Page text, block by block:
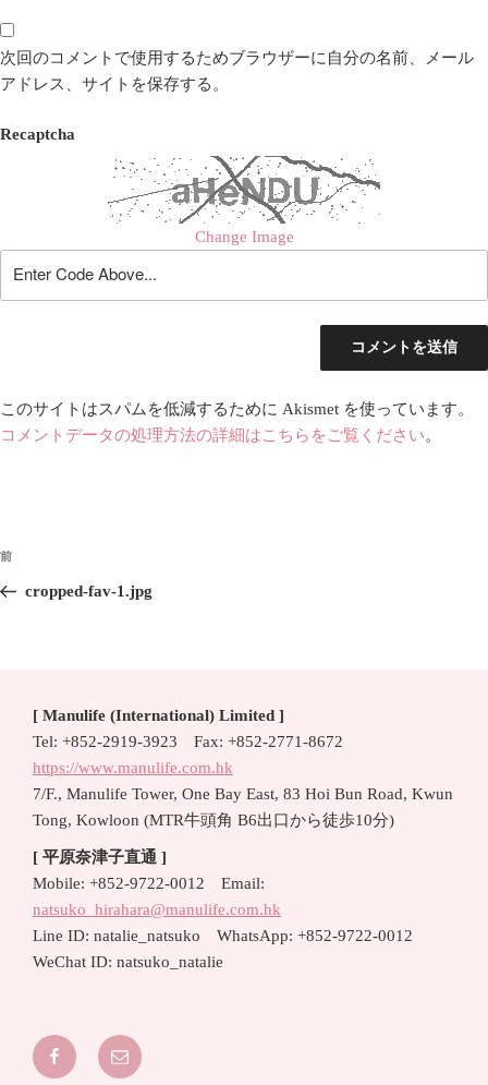
次回のコメントで使用するためブラウザーに自分の名前、メール
アドレス、サイトを保存する。
Recaptcha
Change Image
このサイトはスパムを低減するために Akismet を使っています。
コメントデータの処理方法の詳細はこちらをご覧ください。
投
ナ
前
の
前
cropped-fav-1.jpg
[ Manulife (International) Limited ]
Tel: +852-2919-3923 Fax: +852-2771-8672
https://www.manulife.com.hk
7/F., Manulife Tower, One Bay East, 83 Hoi Bun Road, Kwun
Tong, Kowloon (MTR牛頭角 B6出口から徒歩10分)
[ 平原奈津子直通 ]
Mobile: +852-9722-0012 Email:
natsuko_hirahara@manulife.com.hk
Line ID: natalie_natsuko WhatsApp: +852-9722-0012
WeChat ID: natsuko_natalie
FacebookEmail